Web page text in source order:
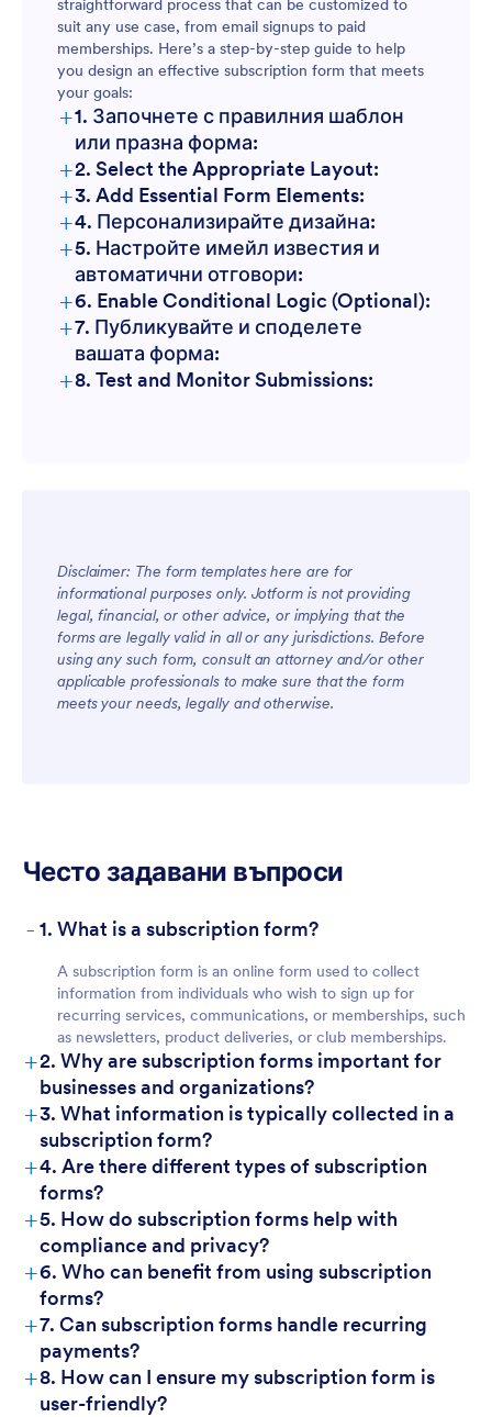
straightforward process that can be customized to
suit any use case, from email signups to paid
memberships. Here’s a step-by-step guide to help
you design an effective subscription form that meets
your goals:
+1. Започнете с правилния шаблон
или празна форма:
+2. Select the Appropriate Layout:
+3. Add Essential Form Elements:
+4. Персонализирайте дизайна:
+5. Настройте имейл известия и
автоматични отговори:
+6. Enable Conditional Logic (Optional):
+7. Публикувайте и споделете
вашата форма:
+8. Test and Monitor Submissions:
Disclaimer: The form templates here are for
informational purposes only. Jotform is not providing
legal, financial, or other advice, or implying that the
forms are legally valid in all or any jurisdictions. Before
using any such form, consult an attorney and/or other
applicable professionals to make sure that the form
meets your needs, legally and otherwise.
Често задавани въпроси
- 1. What is a subscription form?
A subscription form is an online form used to collect
information from individuals who wish to sign up for
recurring services, communications, or memberships, such
as newsletters, product deliveries, or club memberships.
+2. Why are subscription forms important for
businesses and organizations?
+3. What information is typically collected in a
subscription form?
+4. Are there different types of subscription
forms?
+5. How do subscription forms help with
compliance and privacy?
+6. Who can benefit from using subscription
forms?
+7. Can subscription forms handle recurring
payments?
+8. How can I ensure my subscription form is
user-friendly?